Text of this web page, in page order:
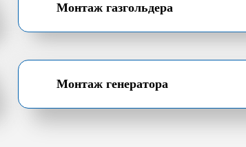
Монтаж газгольдера
Монтаж генератора